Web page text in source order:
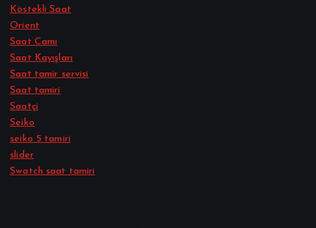
Köstekli Saat
Orient
Saat Camı
Saat Kayışları
Saat tamir servisi
Saat tamiri
Saatçi
Seiko
seiko 5 tamiri
slider
Swatch saat tamiri